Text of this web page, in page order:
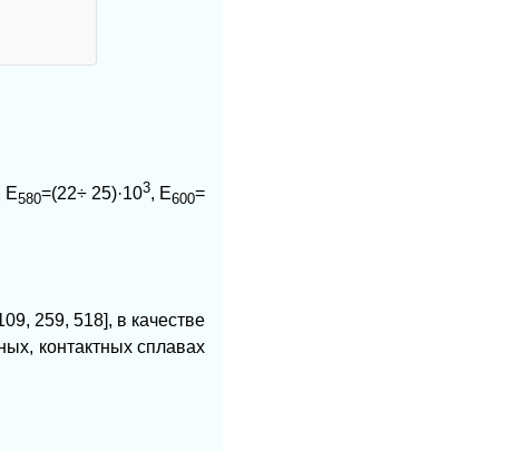
Е580=(22÷ 25)·103, Е600=
259, 518], в качестве
контактных сплавах